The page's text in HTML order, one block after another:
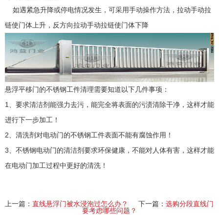
如遇紧急升降或停电情况发生，可采用手动操作方法，拉动手动拉
链使门体上升，反方向拉动手动拉链使门体下降
悬浮平移门的不锈钢工件清理需要知道以下几件事项：
1、要求清洁剂能强力去污，能完全将表面的污渍清除干净，这样才能
进行下一步加工！
2、清洗剂对电动门的不锈钢工件表面不能有腐蚀作用！
3、不锈钢电动门的清洁剂要求环保健康，不能对人体有害，这样才能
在电动门加工过程中更好的清洗！
上一篇： 直线悬浮门被水浸泡过怎么办？ 下一篇： 选购分段直线门
要考虑哪些问题？